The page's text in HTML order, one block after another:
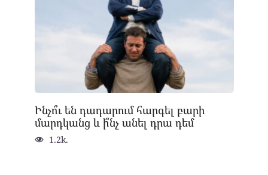
Ինչո՞ւ են դադարում հարգել բարի
մարդկանց և ի՞նչ անել դրա դեմ
1.2k.